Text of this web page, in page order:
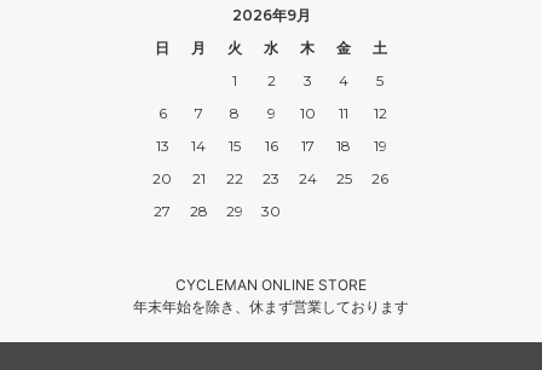
9EE
55,000円(税込)
55,000円(税込)
55,000円(税込)
9 1/2D
2026年9月
日
月 火 水 木 金
土
1
2 3 4
5
6
7 8 9 10 11
12
13
14 15 16 17 18
19
20
21 22 23 24 25
26
27
28 29 30
CYCLEMAN ONLINE STORE
年末年始を除き、休まず営業しております